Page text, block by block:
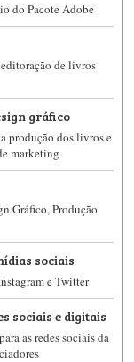
do Pacote Adobe
de livros
gráfico
produção dos livros e
marketing
Gráfico, Produção
sociais
e Twitter
sociais e digitais
as redes sociais da